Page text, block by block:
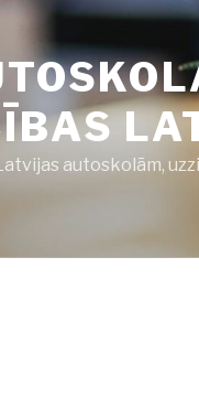
autoskolām,